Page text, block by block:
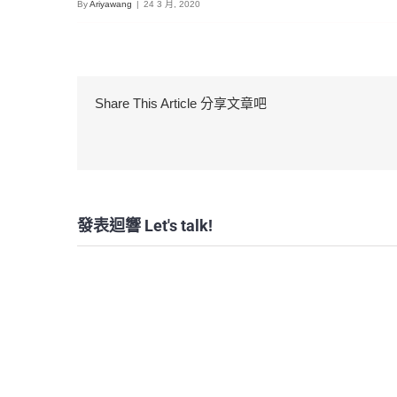
ByAriyawang | 24 3 月, 2020
Share This Article 分享文章吧
發表迴響 Let's talk!